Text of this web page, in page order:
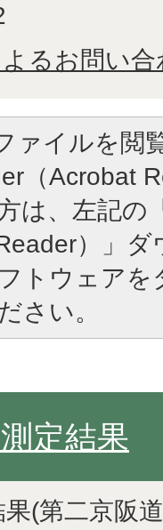
るお問い合
ァイルを閲
（Acrobat
は、左記の
）」
トウェア
さい。
定結果
(第二京阪